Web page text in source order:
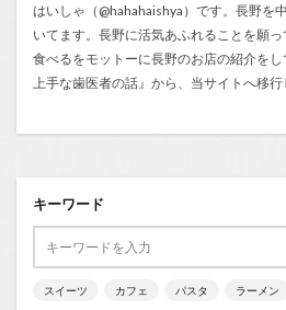
はいしゃ（@hahahaishya）です。長野を
いてます。長野に活気あふれることを願
食べるをモットーに長野のお店の紹介を
上手な歯医者の話 』から、当サイトへ移行
キーワード
スイーツ カフェ パスタ ラーメン